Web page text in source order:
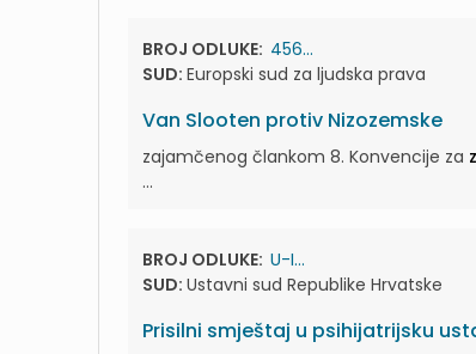
BROJ ODLUKE: 456...
SUD: Europski sud za ljudska prava
Van Slooten protiv Nizozemske
zajamčenog člankom 8. Konvencije za
...
BROJ ODLUKE: U-I...
SUD: Ustavni sud Republike Hrvatske
Prisilni smještaj u psihijatrijsku